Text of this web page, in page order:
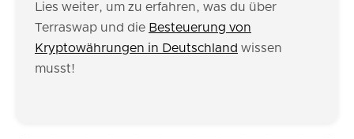
Lies weiter, um zu erfahren, was du über
Terraswap und die Besteuerung von
Kryptowährungen in Deutschland wissen
musst!